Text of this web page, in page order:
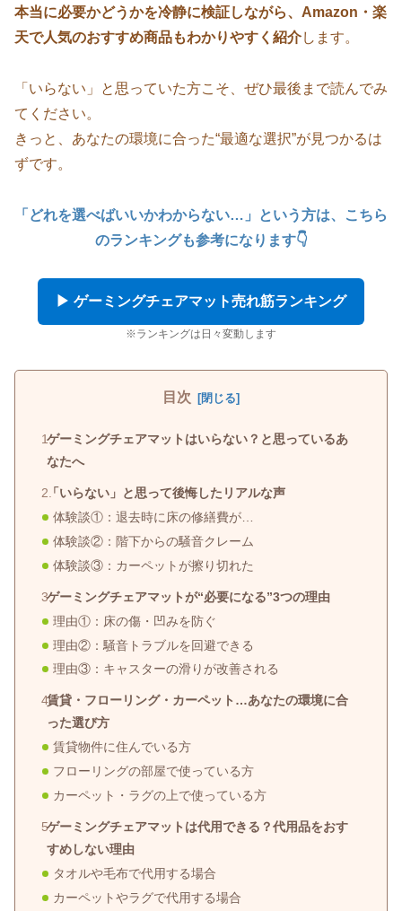
本当に必要かどうかを冷静に検証しながら、Amazon・楽
天で人気のおすすめ商品もわかりやすく紹介します。
「いらない」と思っていた方こそ、ぜひ最後まで読んでみ
てください。
きっと、あなたの環境に合った“最適な選択”が見つかるは
ずです。
「どれを選べばいいかわからない…」という方は、こちら
のランキングも参考になります👇
▶ ゲーミングチェアマット売れ筋ランキング
※ランキングは日々変動します
目次
ゲーミングチェアマットはいらない？と思っているあ
なたへ
「いらない」と思って後悔したリアルな声
体験談①：退去時に床の修繕費が…
体験談②：階下からの騒音クレーム
体験談③：カーペットが擦り切れた
ゲーミングチェアマットが“必要になる”3つの理由
理由①：床の傷・凹みを防ぐ
理由②：騒音トラブルを回避できる
理由③：キャスターの滑りが改善される
賃貸・フローリング・カーペット…あなたの環境に合
った選び方
賃貸物件に住んでいる方
フローリングの部屋で使っている方
カーペット・ラグの上で使っている方
ゲーミングチェアマットは代用できる？代用品をおす
すめしない理由
タオルや毛布で代用する場合
カーペットやラグで代用する場合